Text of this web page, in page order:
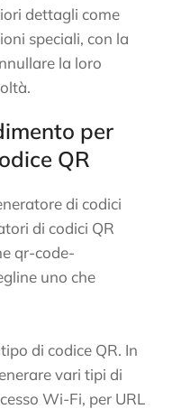
dettagli come
speciali, con la
la loro
per
QR
di codici
di codici QR
qr-code-
uno che
di codice QR. In
vari tipi di
Wi-Fi, per URL